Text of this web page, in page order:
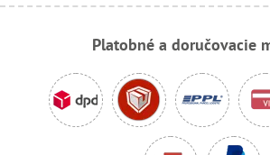
Platobné a doručovacie